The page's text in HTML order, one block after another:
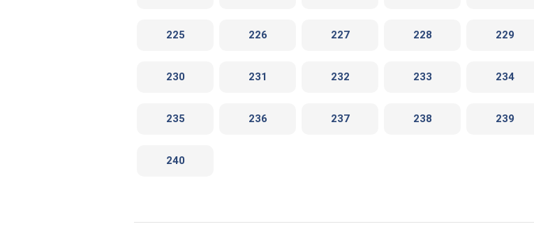
225 226 227 228 229
230 231 232 233 234
235 236 237 238 239
240